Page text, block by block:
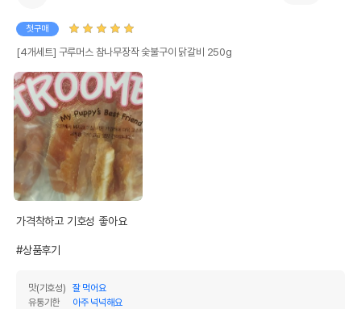
상품 필수 정보
첫구매
[4개세트] 구루머스 참나무장작 숯불구이 닭갈비 250g
가격착하고 기호성 좋아요
#상품후기
맛(기호성)
잘 먹어요
유통기한
아주 넉넉해요